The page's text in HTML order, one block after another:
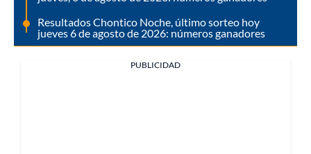
Resultados Chontico Noche, último sorteo hoy
jueves 6 de agosto de 2026: números ganadores
PUBLICIDAD